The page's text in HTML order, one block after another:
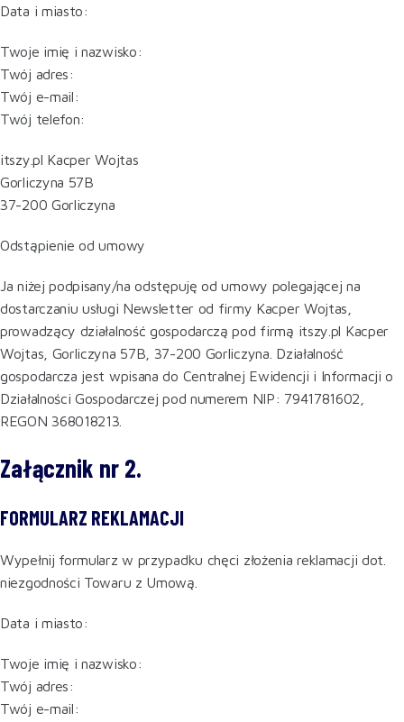
Data i miasto:
Twoje imię i nazwisko:
Twój adres:
Twój e-mail:
Twój telefon:
itszy.pl Kacper Wojtas
Gorliczyna 57B
37-200 Gorliczyna
Odstąpienie od umowy
Ja niżej podpisany/na odstępuję od umowy polegającej na
dostarczaniu usługi Newsletter od firmy Kacper Wojtas,
prowadzący działalność gospodarczą pod firmą itszy.pl Kacper
Wojtas, Gorliczyna 57B, 37-200 Gorliczyna. Działalność
gospodarcza jest wpisana do Centralnej Ewidencji i Informacji o
Działalności Gospodarczej pod numerem NIP: 7941781602,
REGON 368018213.
Załącznik nr 2.
FORMULARZ REKLAMACJI
Wypełnij formularz w przypadku chęci złożenia reklamacji dot.
niezgodności Towaru z Umową.
Data i miasto:
Twoje imię i nazwisko:
Twój adres:
Twój e-mail: